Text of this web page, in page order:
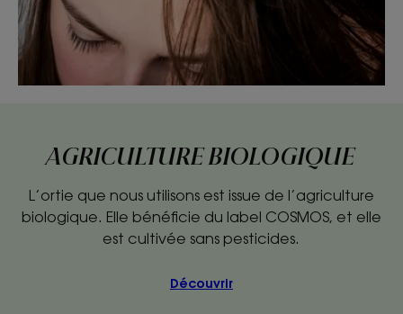
AGRICULTURE BIOLOGIQUE
L’ortie que nous utilisons est issue de l’agriculture
biologique. Elle bénéficie du label COSMOS, et elle
est cultivée sans pesticides.
Découvrir